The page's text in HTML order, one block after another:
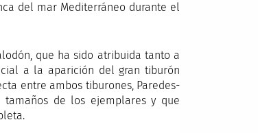
del mar Mediterráneo durante el
que ha sido atribuida tanto a
a la aparición del gran tiburón
entre ambos tiburones, Paredes-
de los ejemplares y que